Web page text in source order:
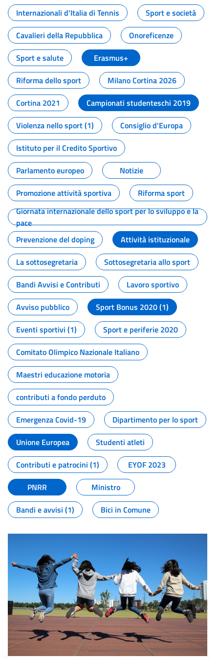
Internazionali d'Italia di Tennis
Sport e società
Cavalieri della Repubblica
Onoreficenze
Sport e salute
Erasmus+
Riforma dello sport
Milano Cortina 2026
Cortina 2021
Campionati studenteschi 2019
Violenza nello sport (1)
Consiglio d'Europa
Istituto per il Credito Sportivo
Parlamento europeo
Notizie
Promozione attività sportiva
Riforma sport
Giornata internazionale dello sport per lo sviluppo e la
pace
Prevenzione del doping
Attività istituzionale
La sottosegretaria
Sottosegretaria allo sport
Bandi Avvisi e Contributi
Lavoro sportivo
Avviso pubblico
Sport Bonus 2020 (1)
Eventi sportivi (1)
Sport e periferie 2020
Comitato Olimpico Nazionale Italiano
Maestri educazione motoria
contributi a fondo perduto
Emergenza Covid-19
Dipartimento per lo sport
Unione Europea
Studenti atleti
Contributi e patrocini (1)
EYOF 2023
PNRR
Ministro
Bandi e avvisi (1)
Bici in Comune